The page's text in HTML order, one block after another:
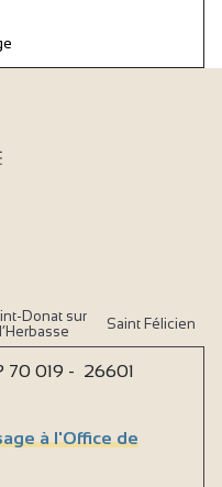
Donat sur
l’Herbasse
Saint Félicien
70 019 - 26601
à l'Office de